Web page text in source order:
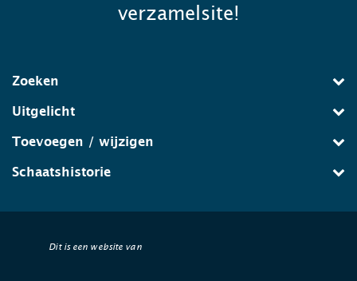
verzamelsite!
Zoeken
Uitgelicht
Toevoegen / wijzigen
Schaatshistorie
Dit is een website van